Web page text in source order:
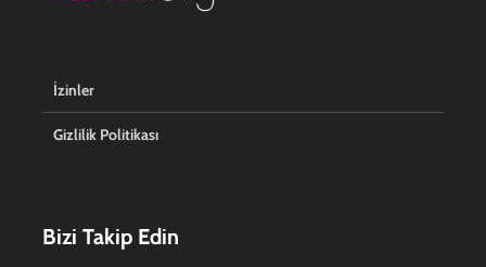
İzinler
Gizlilik Politikası
Bizi Takip Edin